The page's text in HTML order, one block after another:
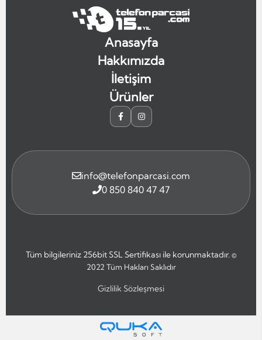
Anasayfa
Hakkımızda
İletişim
Ürünler
info@telefonparcasi.com
0 850 840 47 47
Tüm bilgileriniz 256bit SSL Sertifikası ile korunmaktadır.©
2022 Tüm Hakları Saklıdır
Gizlilik Sözleşmesi